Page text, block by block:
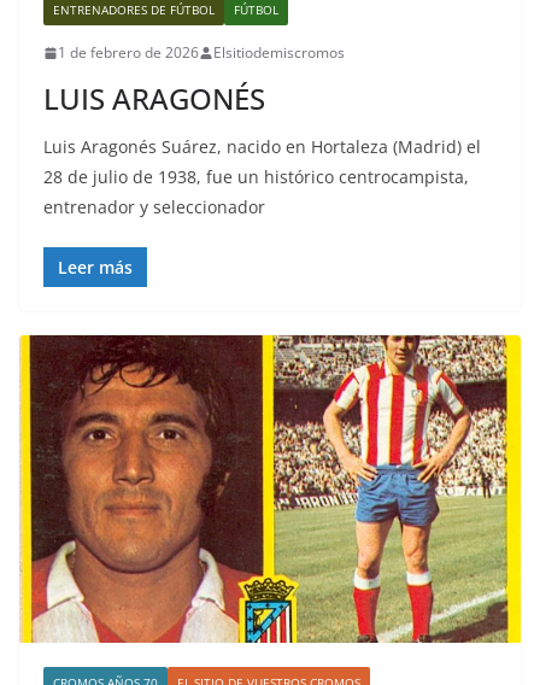
ENTRENADORES DE FÚTBOL FÚTBOL
1 de febrero de 2026 Elsitiodemiscromos
LUIS ARAGONÉS
Luis Aragonés Suárez, nacido en Hortaleza (Madrid) el
28 de julio de 1938, fue un histórico centrocampista,
entrenador y seleccionador
Leer más